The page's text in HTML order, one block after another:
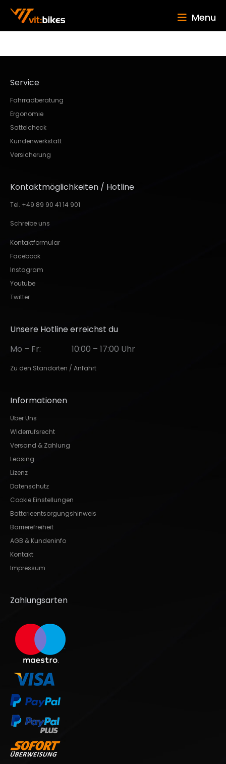
Menu
Service
Fahrradberatung
Ergonomie
Sattelcheck
Kundenwerkstatt
Versicherung
Kontaktmöglichkeiten / Hotline
Tel. +49 89 90 41 14 901
Schreibe uns
Kontaktformular
Facebook
Instagram
Youtube
Twitter
Unsere Hotline erreichst du
Mo – Fr:
10:00 – 17:00 Uhr
Zu den Standorten / Anfahrt
Informationen
Über Uns
Widerrufsrecht
Versand & Zahlung
Leasing
Lizenz
Datenschutz
Cookie Einstellungen
Batterieentsorgungshinweis
Barrierefreiheit
AGB & Kundeninfo
Kontakt
Impressum
Zahlungsarten